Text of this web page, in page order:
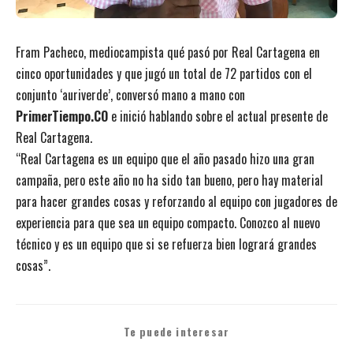
Fram Pacheco, mediocampista qué pasó por Real Cartagena en
cinco oportunidades y que jugó un total de 72 partidos con el
conjunto ‘auriverde’, conversó mano a mano con
PrimerTiempo.CO e inició hablando sobre el actual presente de
Real Cartagena.
“Real Cartagena es un equipo que el año pasado hizo una gran
campaña, pero este año no ha sido tan bueno, pero hay material
para hacer grandes cosas y reforzando al equipo con jugadores de
experiencia para que sea un equipo compacto. Conozco al nuevo
técnico y es un equipo que si se refuerza bien logrará grandes
cosas”.
Te puede interesar